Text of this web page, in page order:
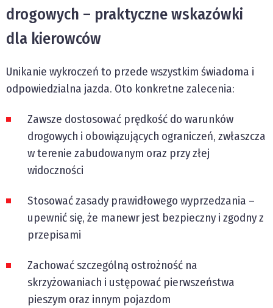
drogowych – praktyczne wskazówki
dla kierowców
Unikanie wykroczeń to przede wszystkim świadoma i
odpowiedzialna jazda. Oto konkretne zalecenia:
Zawsze dostosować prędkość do warunków
drogowych i obowiązujących ograniczeń, zwłaszcza
w terenie zabudowanym oraz przy złej
widoczności
Stosować zasady prawidłowego wyprzedzania –
upewnić się, że manewr jest bezpieczny i zgodny z
przepisami
Zachować szczególną ostrożność na
skrzyżowaniach i ustępować pierwszeństwa
pieszym oraz innym pojazdom